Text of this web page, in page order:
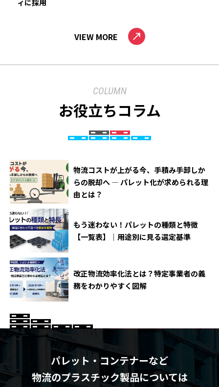
ィに採用
VIEW MORE
COLUMN
お役立ちコラム
物流コストが上がる今、手積み手卸しか
らの脱却へ ― パレット化が求められる理
由とは？
もう迷わない！パレットの種類と特徴
【一覧表】｜用途別に見る選定基準
改正物流効率化法とは？特定事業者の義
務をわかりやすく図解
パレット・コンテナーなど
物流のプラスチック製品については